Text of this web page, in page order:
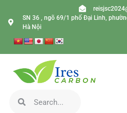
SN 36 , ngõ 69/1 phố Đại Linh,
Hà Nội